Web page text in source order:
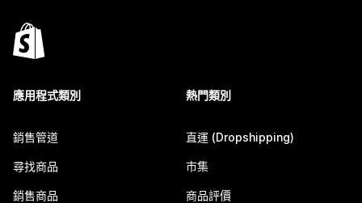
應用程式類別
銷售管道
尋找商品
銷售商品
熱門類別
直運 (Dropshipping)
市集
商品評價